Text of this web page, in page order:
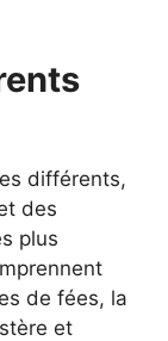
différents,
des
plus
de fées, la
et